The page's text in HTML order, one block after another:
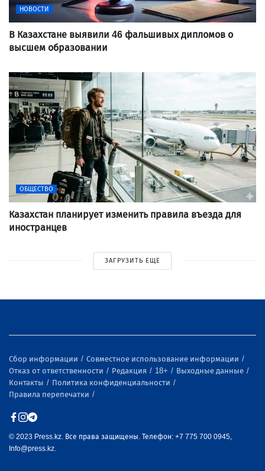
НОВОСТИ
В Казахстане выявили 46 фальшивых дипломов о
высшем образовании
ОБЩЕСТВО
Казахстан планирует изменить правила въезда для
иностранцев
ЗАГРУЗИТЬ ЕЩЕ
Сбор информации
Совместное использование информации
Отказ от ответственности
Редакция 18+
Выходные данные
Контакты
Политика конфиденциальности
Правила перепечатки
© 2023 Press.kz. Все права защищены. Телефон: +7 775 700 0945,
Info@press.kz.